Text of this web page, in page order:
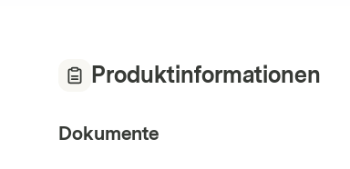
Produktinformationen
Dokumente